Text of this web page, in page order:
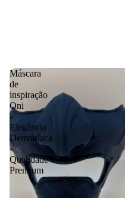
Máscara
de
inspiração
Oni
-
Elegância
Demoníaca
-
Qualidade
Premium